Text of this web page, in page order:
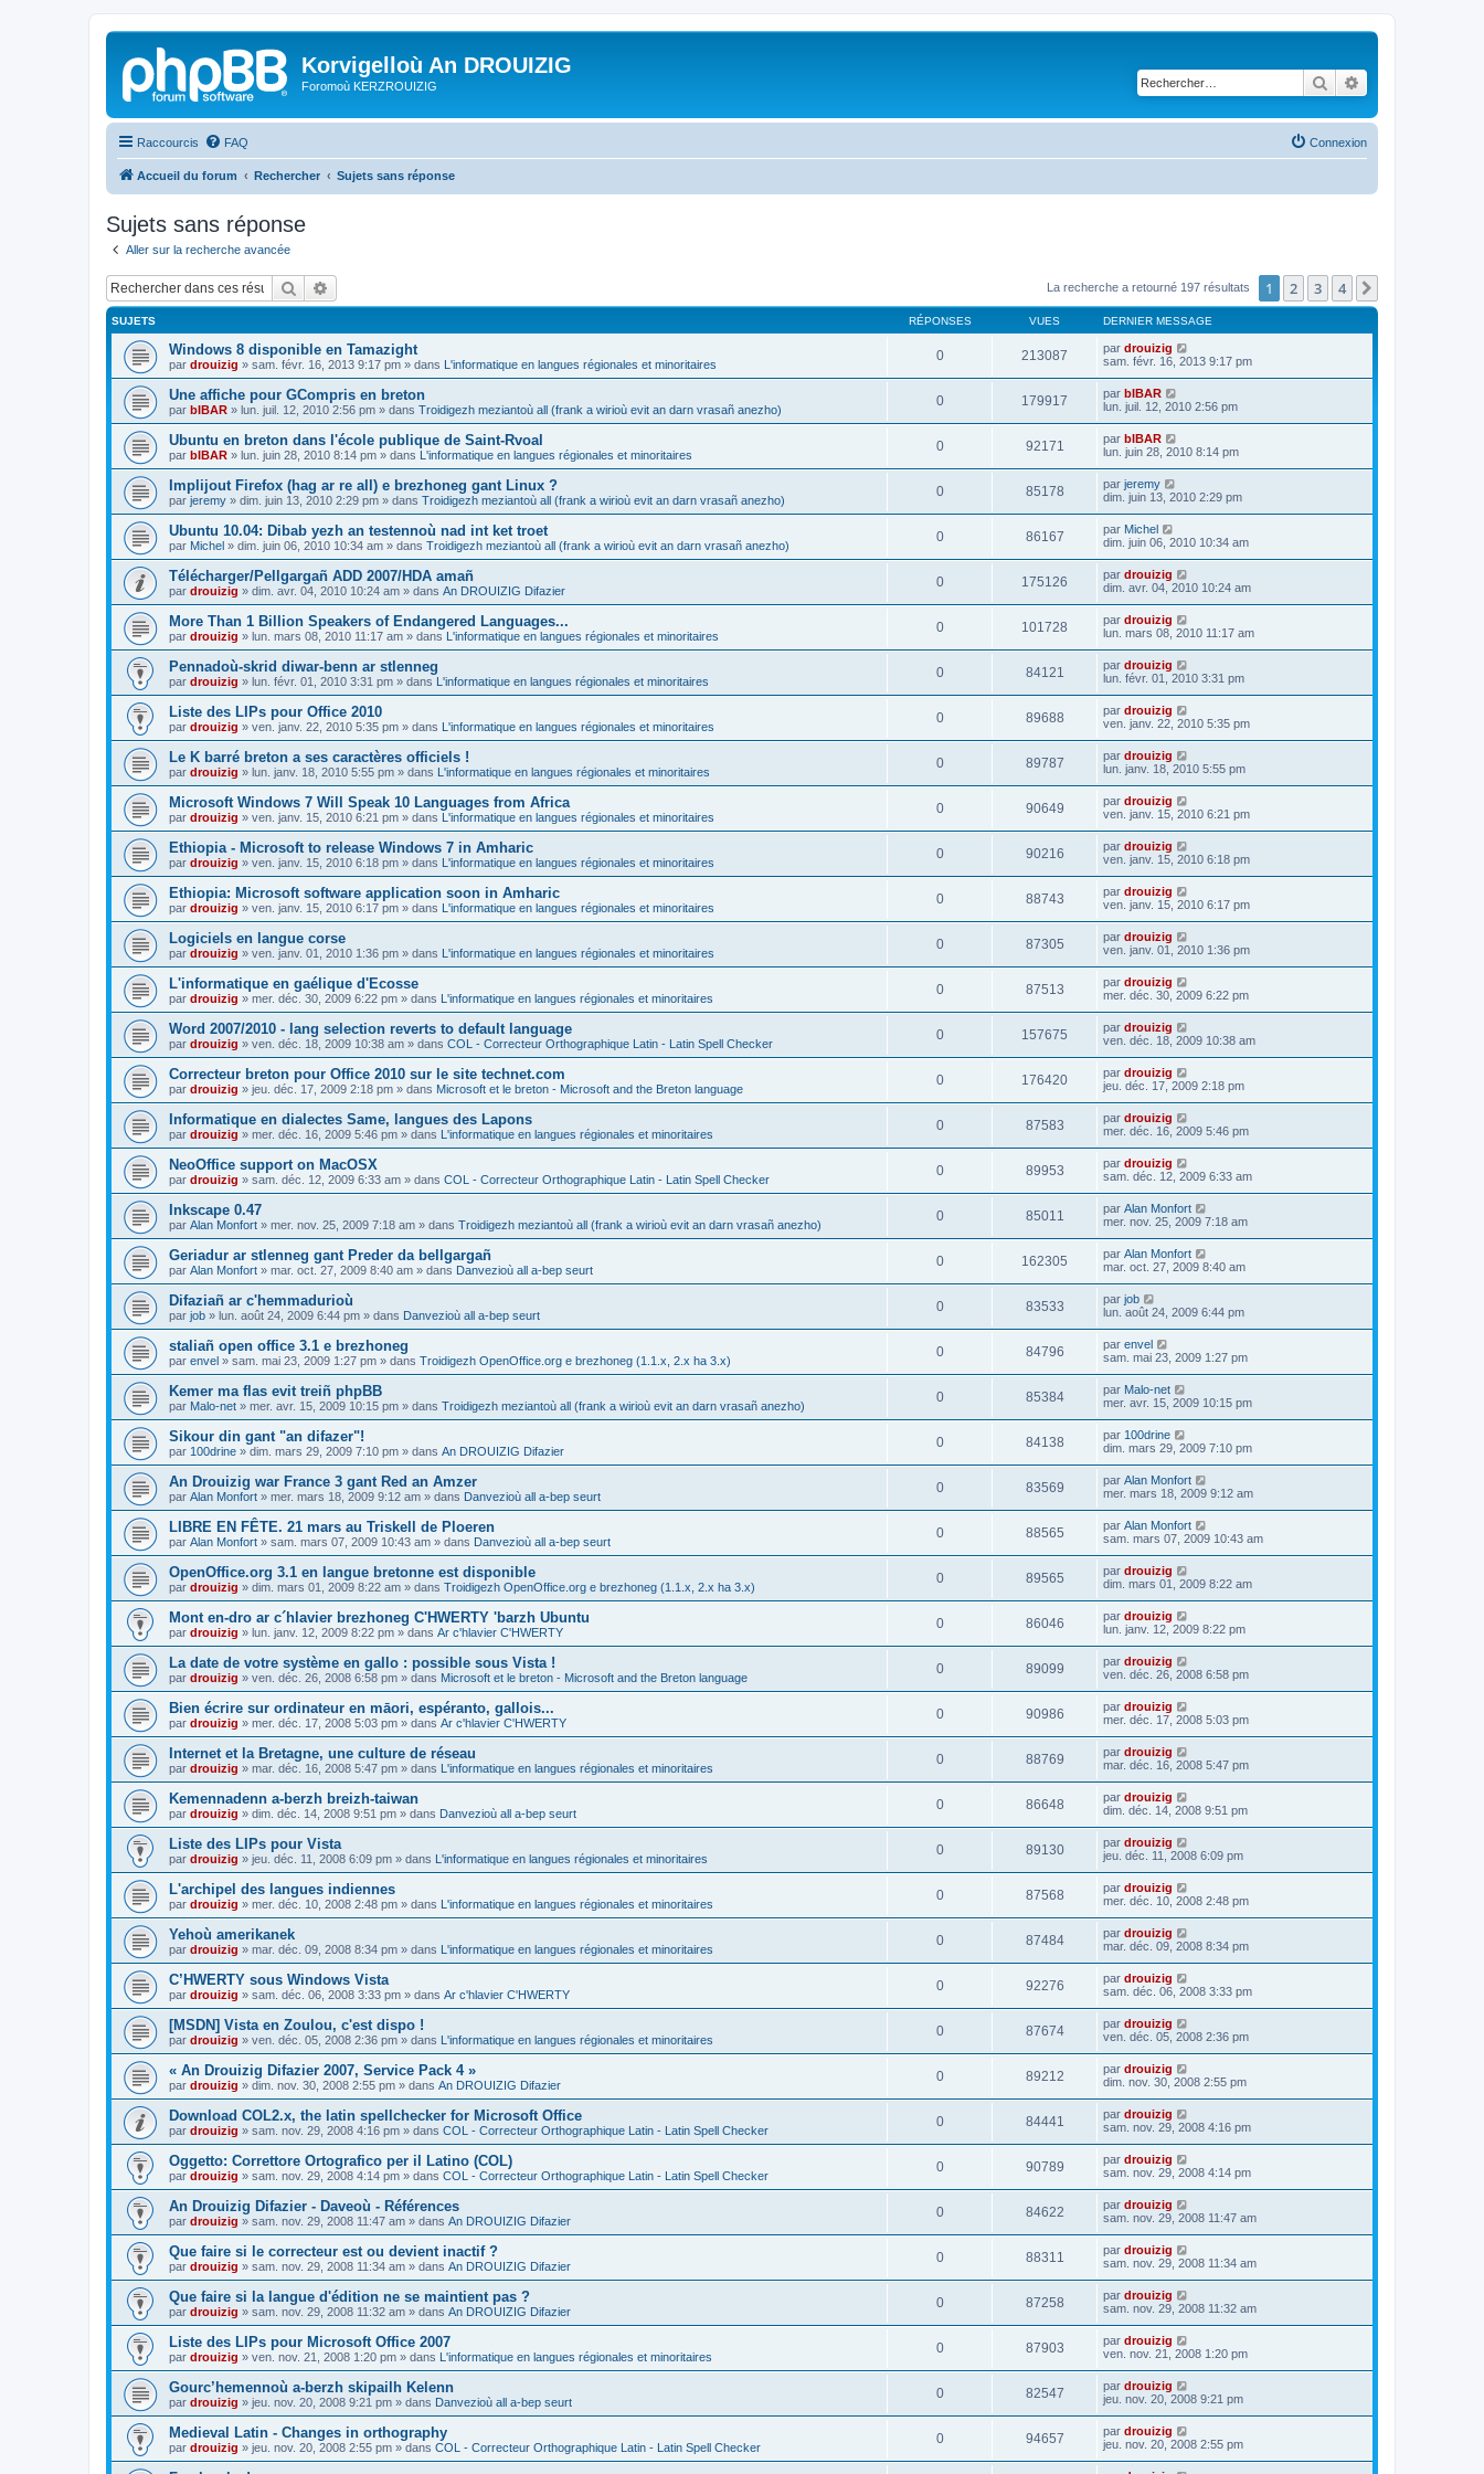
Korvigelloù An DROUIZIG
Foromoù KERZROUIZIG Rechercher
Raccourcis FAQ Connexion
Accueil du forum Rechercher Sujets sans réponse
Sujets sans réponse
Aller sur la recherche avancée
Rechercher La recherche a retourné 197 résultats 1 2 3 4
SUJETS RÉPONSES VUES DERNIER MESSAGE
Windows 8 disponible en Tamazight
par drouizig » sam. févr. 16, 2013 9:17 pm » dans L'informatique en langues régionales et minoritaires
0 213087 par drouizig
sam. févr. 16, 2013 9:17 pm
Une affiche pour GCompris en breton
par bIBAR » lun. juil. 12, 2010 2:56 pm » dans Troidigezh meziantoù all (frank a wirioù evit an darn vrasañ anezho)
0 179917 par bIBAR
lun. juil. 12, 2010 2:56 pm
Ubuntu en breton dans l'école publique de Saint-Rvoal
par bIBAR » lun. juin 28, 2010 8:14 pm » dans L'informatique en langues régionales et minoritaires
0 92171 par bIBAR
lun. juin 28, 2010 8:14 pm
Implijout Firefox (hag ar re all) e brezhoneg gant Linux ?
par jeremy » dim. juin 13, 2010 2:29 pm » dans Troidigezh meziantoù all (frank a wirioù evit an darn vrasañ anezho)
0 85178 par jeremy
dim. juin 13, 2010 2:29 pm
Ubuntu 10.04: Dibab yezh an testennoù nad int ket troet
par Michel » dim. juin 06, 2010 10:34 am » dans Troidigezh meziantoù all (frank a wirioù evit an darn vrasañ anezho)
0 86167 par Michel
dim. juin 06, 2010 10:34 am
Télécharger/Pellgargañ ADD 2007/HDA amañ
par drouizig » dim. avr. 04, 2010 10:24 am » dans An DROUIZIG Difazier
0 175126 par drouizig
dim. avr. 04, 2010 10:24 am
More Than 1 Billion Speakers of Endangered Languages...
par drouizig » lun. mars 08, 2010 11:17 am » dans L'informatique en langues régionales et minoritaires
0 101728 par drouizig
lun. mars 08, 2010 11:17 am
Pennadoù-skrid diwar-benn ar stlenneg
par drouizig » lun. févr. 01, 2010 3:31 pm » dans L'informatique en langues régionales et minoritaires
0 84121 par drouizig
lun. févr. 01, 2010 3:31 pm
Liste des LIPs pour Office 2010
par drouizig » ven. janv. 22, 2010 5:35 pm » dans L'informatique en langues régionales et minoritaires
0 89688 par drouizig
ven. janv. 22, 2010 5:35 pm
Le K barré breton a ses caractères officiels !
par drouizig » lun. janv. 18, 2010 5:55 pm » dans L'informatique en langues régionales et minoritaires
0 89787 par drouizig
lun. janv. 18, 2010 5:55 pm
Microsoft Windows 7 Will Speak 10 Languages from Africa
par drouizig » ven. janv. 15, 2010 6:21 pm » dans L'informatique en langues régionales et minoritaires
0 90649 par drouizig
ven. janv. 15, 2010 6:21 pm
Ethiopia - Microsoft to release Windows 7 in Amharic
par drouizig » ven. janv. 15, 2010 6:18 pm » dans L'informatique en langues régionales et minoritaires
0 90216 par drouizig
ven. janv. 15, 2010 6:18 pm
Ethiopia: Microsoft software application soon in Amharic
par drouizig » ven. janv. 15, 2010 6:17 pm » dans L'informatique en langues régionales et minoritaires
0 88743 par drouizig
ven. janv. 15, 2010 6:17 pm
Logiciels en langue corse
par drouizig » ven. janv. 01, 2010 1:36 pm » dans L'informatique en langues régionales et minoritaires
0 87305 par drouizig
ven. janv. 01, 2010 1:36 pm
L'informatique en gaélique d'Ecosse
par drouizig » mer. déc. 30, 2009 6:22 pm » dans L'informatique en langues régionales et minoritaires
0 87513 par drouizig
mer. déc. 30, 2009 6:22 pm
Word 2007/2010 - lang selection reverts to default language
par drouizig » ven. déc. 18, 2009 10:38 am » dans COL - Correcteur Orthographique Latin - Latin Spell Checker
0 157675 par drouizig
ven. déc. 18, 2009 10:38 am
Correcteur breton pour Office 2010 sur le site technet.com
par drouizig » jeu. déc. 17, 2009 2:18 pm » dans Microsoft et le breton - Microsoft and the Breton language
0 176420 par drouizig
jeu. déc. 17, 2009 2:18 pm
Informatique en dialectes Same, langues des Lapons
par drouizig » mer. déc. 16, 2009 5:46 pm » dans L'informatique en langues régionales et minoritaires
0 87583 par drouizig
mer. déc. 16, 2009 5:46 pm
NeoOffice support on MacOSX
par drouizig » sam. déc. 12, 2009 6:33 am » dans COL - Correcteur Orthographique Latin - Latin Spell Checker
0 89953 par drouizig
sam. déc. 12, 2009 6:33 am
Inkscape 0.47
par Alan Monfort » mer. nov. 25, 2009 7:18 am » dans Troidigezh meziantoù all (frank a wirioù evit an darn vrasañ anezho)
0 85011 par Alan Monfort
mer. nov. 25, 2009 7:18 am
Geriadur ar stlenneg gant Preder da bellgargañ
par Alan Monfort » mar. oct. 27, 2009 8:40 am » dans Danvezioù all a-bep seurt
0 162305 par Alan Monfort
mar. oct. 27, 2009 8:40 am
Difaziañ ar c'hemmadurioù
par job » lun. août 24, 2009 6:44 pm » dans Danvezioù all a-bep seurt
0 83533 par job
lun. août 24, 2009 6:44 pm
staliañ open office 3.1 e brezhoneg
par envel » sam. mai 23, 2009 1:27 pm » dans Troidigezh OpenOffice.org e brezhoneg (1.1.x, 2.x ha 3.x)
0 84796 par envel
sam. mai 23, 2009 1:27 pm
Kemer ma flas evit treiñ phpBB
par Malo-net » mer. avr. 15, 2009 10:15 pm » dans Troidigezh meziantoù all (frank a wirioù evit an darn vrasañ anezho)
0 85384 par Malo-net
mer. avr. 15, 2009 10:15 pm
Sikour din gant "an difazer"!
par 100drine » dim. mars 29, 2009 7:10 pm » dans An DROUIZIG Difazier
0 84138 par 100drine
dim. mars 29, 2009 7:10 pm
An Drouizig war France 3 gant Red an Amzer
par Alan Monfort » mer. mars 18, 2009 9:12 am » dans Danvezioù all a-bep seurt
0 83569 par Alan Monfort
mer. mars 18, 2009 9:12 am
LIBRE EN FÊTE. 21 mars au Triskell de Ploeren
par Alan Monfort » sam. mars 07, 2009 10:43 am » dans Danvezioù all a-bep seurt
0 88565 par Alan Monfort
sam. mars 07, 2009 10:43 am
OpenOffice.org 3.1 en langue bretonne est disponible
par drouizig » dim. mars 01, 2009 8:22 am » dans Troidigezh OpenOffice.org e brezhoneg (1.1.x, 2.x ha 3.x)
0 89565 par drouizig
dim. mars 01, 2009 8:22 am
Mont en-dro ar c´hlavier brezhoneg C'HWERTY 'barzh Ubuntu
par drouizig » lun. janv. 12, 2009 8:22 pm » dans Ar c'hlavier C'HWERTY
0 86046 par drouizig
lun. janv. 12, 2009 8:22 pm
La date de votre système en gallo : possible sous Vista !
par drouizig » ven. déc. 26, 2008 6:58 pm » dans Microsoft et le breton - Microsoft and the Breton language
0 89099 par drouizig
ven. déc. 26, 2008 6:58 pm
Bien écrire sur ordinateur en māori, espéranto, gallois...
par drouizig » mer. déc. 17, 2008 5:03 pm » dans Ar c'hlavier C'HWERTY
0 90986 par drouizig
mer. déc. 17, 2008 5:03 pm
Internet et la Bretagne, une culture de réseau
par drouizig » mar. déc. 16, 2008 5:47 pm » dans L'informatique en langues régionales et minoritaires
0 88769 par drouizig
mar. déc. 16, 2008 5:47 pm
Kemennadenn a-berzh breizh-taiwan
par drouizig » dim. déc. 14, 2008 9:51 pm » dans Danvezioù all a-bep seurt
0 86648 par drouizig
dim. déc. 14, 2008 9:51 pm
Liste des LIPs pour Vista
par drouizig » jeu. déc. 11, 2008 6:09 pm » dans L'informatique en langues régionales et minoritaires
0 89130 par drouizig
jeu. déc. 11, 2008 6:09 pm
L'archipel des langues indiennes
par drouizig » mer. déc. 10, 2008 2:48 pm » dans L'informatique en langues régionales et minoritaires
0 87568 par drouizig
mer. déc. 10, 2008 2:48 pm
Yehoù amerikanek
par drouizig » mar. déc. 09, 2008 8:34 pm » dans L'informatique en langues régionales et minoritaires
0 87484 par drouizig
mar. déc. 09, 2008 8:34 pm
C’HWERTY sous Windows Vista
par drouizig » sam. déc. 06, 2008 3:33 pm » dans Ar c'hlavier C'HWERTY
0 92276 par drouizig
sam. déc. 06, 2008 3:33 pm
[MSDN] Vista en Zoulou, c'est dispo !
par drouizig » ven. déc. 05, 2008 2:36 pm » dans L'informatique en langues régionales et minoritaires
0 87674 par drouizig
ven. déc. 05, 2008 2:36 pm
« An Drouizig Difazier 2007, Service Pack 4 »
par drouizig » dim. nov. 30, 2008 2:55 pm » dans An DROUIZIG Difazier
0 89212 par drouizig
dim. nov. 30, 2008 2:55 pm
Download COL2.x, the latin spellchecker for Microsoft Office
par drouizig » sam. nov. 29, 2008 4:16 pm » dans COL - Correcteur Orthographique Latin - Latin Spell Checker
0 84441 par drouizig
sam. nov. 29, 2008 4:16 pm
Oggetto: Correttore Ortografico per il Latino (COL)
par drouizig » sam. nov. 29, 2008 4:14 pm » dans COL - Correcteur Orthographique Latin - Latin Spell Checker
0 90789 par drouizig
sam. nov. 29, 2008 4:14 pm
An Drouizig Difazier - Daveoù - Références
par drouizig » sam. nov. 29, 2008 11:47 am » dans An DROUIZIG Difazier
0 84622 par drouizig
sam. nov. 29, 2008 11:47 am
Que faire si le correcteur est ou devient inactif ?
par drouizig » sam. nov. 29, 2008 11:34 am » dans An DROUIZIG Difazier
0 88311 par drouizig
sam. nov. 29, 2008 11:34 am
Que faire si la langue d'édition ne se maintient pas ?
par drouizig » sam. nov. 29, 2008 11:32 am » dans An DROUIZIG Difazier
0 87258 par drouizig
sam. nov. 29, 2008 11:32 am
Liste des LIPs pour Microsoft Office 2007
par drouizig » ven. nov. 21, 2008 1:20 pm » dans L'informatique en langues régionales et minoritaires
0 87903 par drouizig
ven. nov. 21, 2008 1:20 pm
Gourc’hemennoù a-berzh skipailh Kelenn
par drouizig » jeu. nov. 20, 2008 9:21 pm » dans Danvezioù all a-bep seurt
0 82547 par drouizig
jeu. nov. 20, 2008 9:21 pm
Medieval Latin - Changes in orthography
par drouizig » jeu. nov. 20, 2008 2:55 pm » dans COL - Correcteur Orthographique Latin - Latin Spell Checker
0 94657 par drouizig
jeu. nov. 20, 2008 2:55 pm